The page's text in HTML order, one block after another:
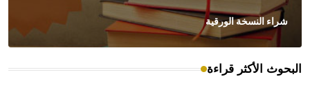
شراء النسخة الورقية
البحوث الأكثر قراءة